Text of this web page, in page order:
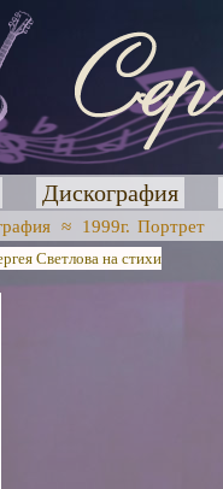
Дискография
≈ 1999г. Портрет
Светлова на стихи